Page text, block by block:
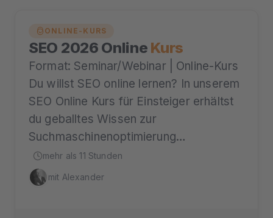
ONLINE-KURS
SEO 2026 Online Kurs
Format: Seminar/Webinar | Online-Kurs
Du willst SEO online lernen? In unserem
SEO Online Kurs für Einsteiger erhältst
du geballtes Wissen zur
Suchmaschinenoptimierung…
mehr als 11 Stunden
mit Alexander